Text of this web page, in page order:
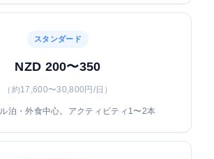
スタンダード
NZD 200〜350
（約17,600〜30,800円/日）
泊・外食中心。アクティビティ1〜2本